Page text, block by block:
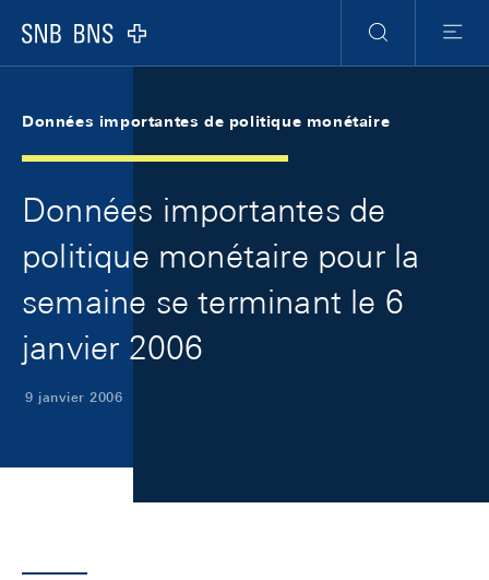
Logo
RechercheMenu
Données importantes de politique monétaire
Données importantes de
politique monétaire pour la
semaine se terminant le 6
janvier 2006
9 janvier 2006